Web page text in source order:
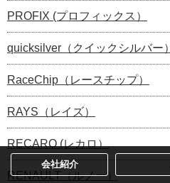
PROFIX (プロフィックス）
quicksilver（クイックシルバー）
RaceChip（レースチップ）
RAYS（レイズ）
RECARO (レカロ）
RENAULT（ルノー）
会社紹介